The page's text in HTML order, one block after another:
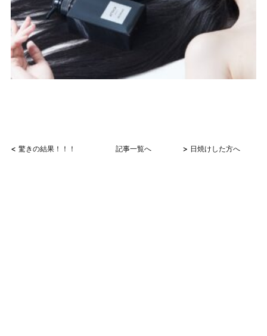
< 驚きの結果！！！ 記事一覧へ > 日焼けした方へ